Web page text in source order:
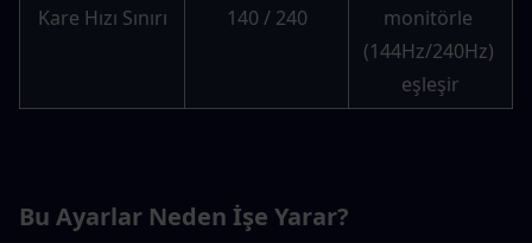
Kare Hızı Sınırı 140 / 240
monitörle
(144Hz/240Hz)
eşleşir
Bu Ayarlar Neden İşe Yarar?